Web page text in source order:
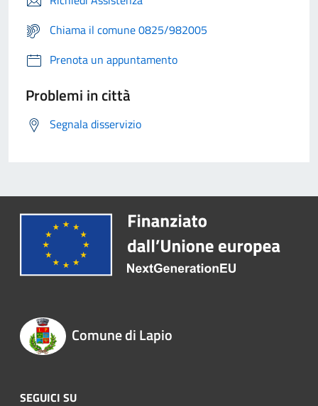
Chiama il comune 0825/982005
Prenota un appuntamento
Problemi in città
Segnala disservizio
Comune di Lapio
SEGUICI SU